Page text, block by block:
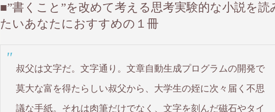
■”書くこと”を改めて考える思考実験的な小説を読
たいあなたにおすすめの１冊
叔父は文字だ。文字通り。文章自動生成プログラムの開発で
莫大な富を得たらしい叔父から、大学生の姪に次々届く不思
議な手紙。それは肉筆だけでなく、文字を刻んだ磁石やタイ